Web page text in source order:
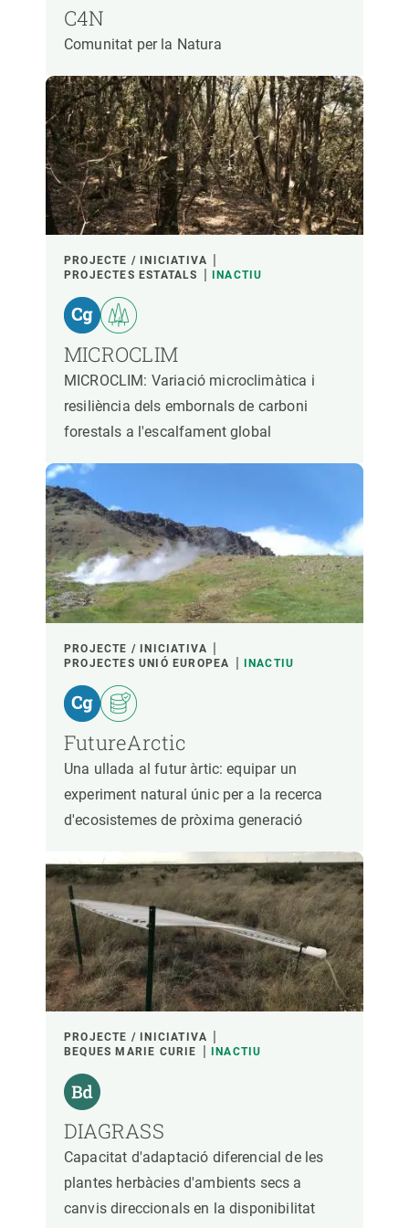
C4N
Comunitat per la Natura
PROJECTE / INICIATIVA
PROJECTES ESTATALS
INACTIU
MICROCLIM
MICROCLIM: Variació microclimàtica i
resiliència dels embornals de carboni
forestals a l'escalfament global
PROJECTE / INICIATIVA
PROJECTES UNIÓ EUROPEA
INACTIU
FutureArctic
Una ullada al futur àrtic: equipar un
experiment natural únic per a la recerca
d'ecosistemes de pròxima generació
PROJECTE / INICIATIVA
BEQUES MARIE CURIE
INACTIU
DIAGRASS
Capacitat d'adaptació diferencial de les
plantes herbàcies d'ambients secs a
canvis direccionals en la disponibilitat